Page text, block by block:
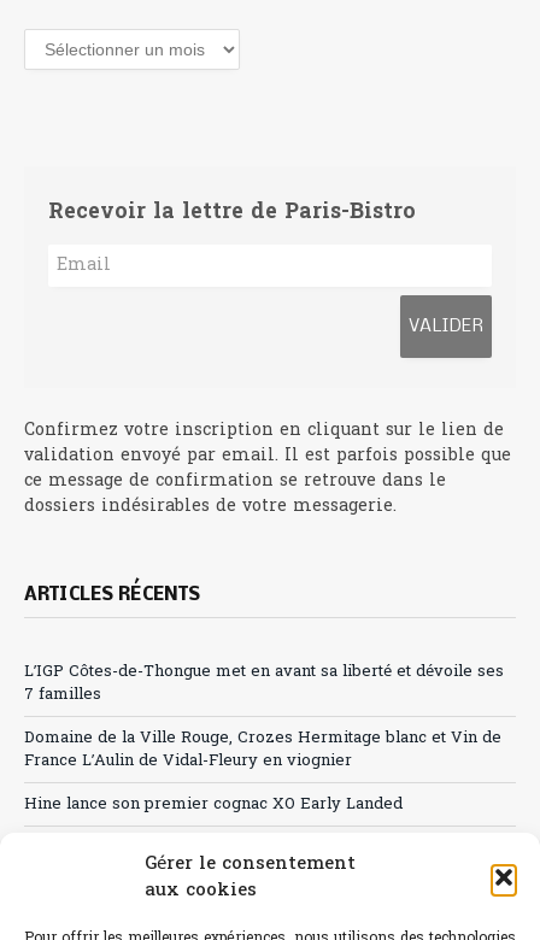
Gérer le consentement
aux cookies
Archives
Recevoir la lettre de Paris-Bistro
Confirmez votre inscription en cliquant sur le lien de
validation envoyé par email. Il est parfois possible que
ce message de confirmation se retrouve dans le
dossiers indésirables de votre messagerie.
ARTICLES RÉCENTS
L’IGP Côtes-de-Thongue met en avant sa liberté et dévoile ses
7 familles
Domaine de la Ville Rouge, Crozes Hermitage blanc et Vin de
France L’Aulin de Vidal-Fleury en viognier
Hine lance son premier cognac XO Early Landed
Sélection de rosés 2026